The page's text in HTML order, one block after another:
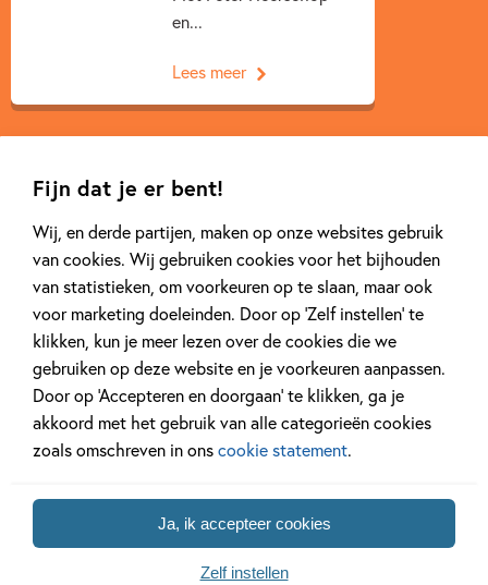
Fijn dat je er bent!
Wij, en derde partijen, maken op onze websites gebruik
van cookies. Wij gebruiken cookies voor het bijhouden
van statistieken, om voorkeuren op te slaan, maar ook
voor marketing doeleinden. Door op ‘Zelf instellen’ te
klikken, kun je meer lezen over de cookies die we
gebruiken op deze website en je voorkeuren aanpassen.
Door op ‘Accepteren en doorgaan’ te klikken, ga je
akkoord met het gebruik van alle categorieën cookies
zoals omschreven in onscookie statement.
Ja, ik accepteer cookies
Zelf instellen
en...
Lees meer
Gerelateerde artikelen
Oplossing ‘De schaduwroof’
Achtergrond
Ons
Kinderpanel